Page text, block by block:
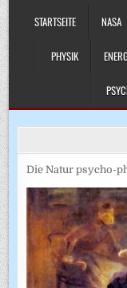
STARTSEITE
NASA
PHYSIK
Die Natur psycho-